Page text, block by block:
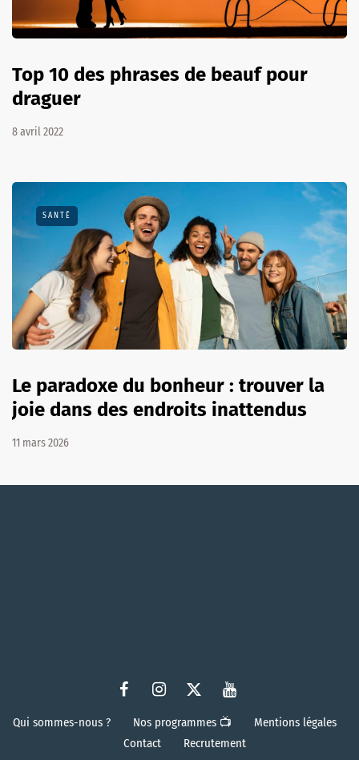
Top 10 des phrases de beauf pour
draguer
8 avril 2022
SANTÉ
Le paradoxe du bonheur : trouver la
joie dans des endroits inattendus
11 mars 2026
Qui sommes-nous ? Nos programmes 📺
Mentions légales
Contact
Recrutement